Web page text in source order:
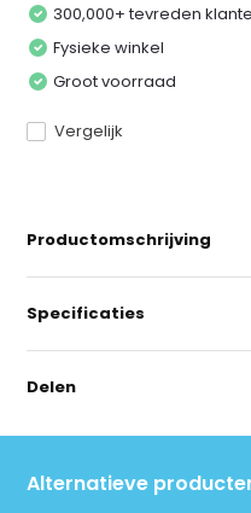
300,000+ tevreden
Fysieke winkel
Groot voorraad
Vergelijk
Productomschrijving
Specificaties
Delen
Alternatieve